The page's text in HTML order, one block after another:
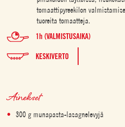
tomaattipyreekilon
tuoreita tomaatteja.
1h (VALMISTUSAIKA)
KESKIVERTO
Ainekset
300 g munapasta-lasagnelevyjä